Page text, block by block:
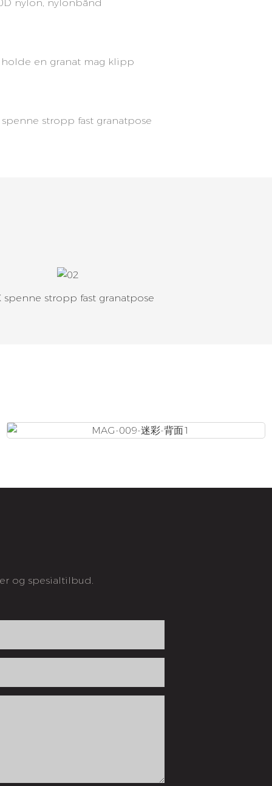
nylon, nylonbånd
holde en granat mag klipp
spenne stropp fast granatpose
spenne stropp fast granatpose
og spesialtilbud.